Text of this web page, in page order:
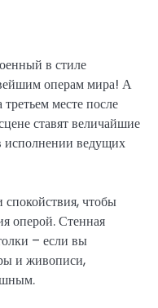
в стиле
операм мира! А
третьем месте после
ставят величайшие
исполнении ведущих
чтобы
оперой. Стенная
– если вы
и живописи,